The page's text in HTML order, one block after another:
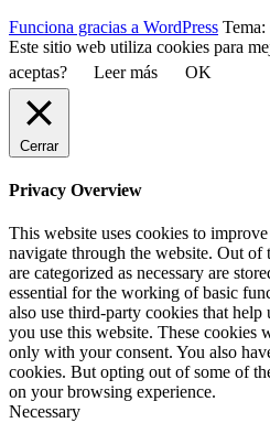
Funciona gracias a WordPress
Este sitio web utiliza cookies para
aceptas?
Leer más OK
Cerrar
Privacy Overview
This website uses cookies to
navigate through the website. Out of
are categorized as necessary are
essential for the working of basic
also use third-party cookies that help
you use this website. These cookies
only with your consent. You also
cookies. But opting out of some of
on your browsing experience.
Necessary